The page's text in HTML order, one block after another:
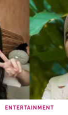
ENTERTAINMENT